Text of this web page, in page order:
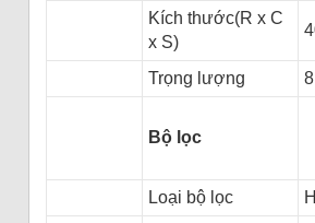
Kích thước(R x C
x S)
Trọng lượng
Bộ lọc
Loại bộ lọc